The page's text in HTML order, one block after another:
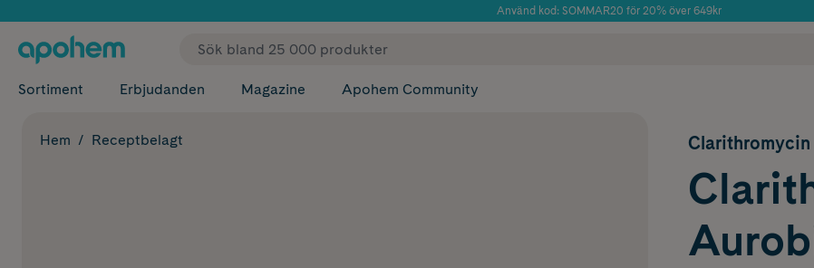
Använd kod: SOMMAR20 för 20% över 649kr
✓ Fri frakt
Sortiment Erbjudanden Magazine Apohem Community
Hem Receptbelagt Clarithromycin